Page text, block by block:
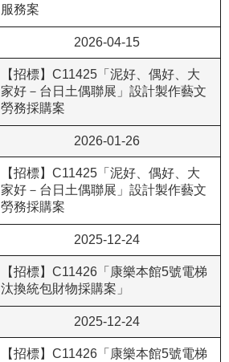
服務案
2026-04-15
【招標】C11425「泥好、偶好、大
家好－台日土偶聯展」設計製作藝文
勞務採購案
2026-01-26
【招標】C11425「泥好、偶好、大
家好－台日土偶聯展」設計製作藝文
勞務採購案
2025-12-24
【招標】C11426「康樂本館5號電梯
汰換統包財物採購案」
2025-12-24
【招標】C11426「康樂本館5號電梯